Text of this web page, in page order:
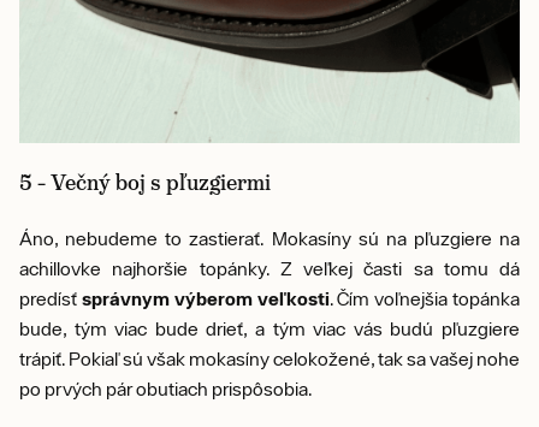
5 – Večný boj s pľuzgiermi
Áno, nebudeme to zastierať. Mokasíny sú na pľuzgiere na
achillovke najhoršie topánky. Z veľkej časti sa tomu dá
predísť správnym výberom veľkosti. Čím voľnejšia topánka
bude, tým viac bude drieť, a tým viac vás budú pľuzgiere
trápiť. Pokiaľ sú však mokasíny celokožené, tak sa vašej nohe
po prvých pár obutiach prispôsobia.